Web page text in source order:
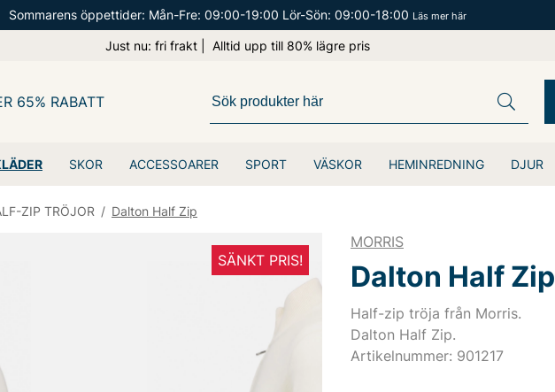
Sommarens öppettider: Mån-Fre: 09:00-19:00 Lör-Sön: 09:00-18:00 Läs mer här
Just nu: fri frakt | Alltid upp till 80% lägre pris
SKOR ACCESSOARER SPORT VÄSKOR HEMINREDNING DJUR
65% RABATT
ZIP TRÖJOR / Dalton Half Zip
SÄNKT PRIS!
MORRIS
Dalton Half Zip
Half-zip tröja från Morris.
Dalton Half Zip.
Artikelnummer: 901217